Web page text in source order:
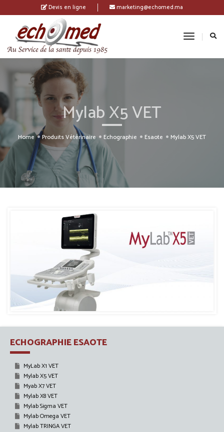
Devis en ligne marketing@echomed.ma
Toggle
Mylab X5 VET
Home Produits Vétérinaire Echographie Esaote Mylab X5 VET
ECHOGRAPHIE ESAOTE
MyLab X1 VET
Mylab X5 VET
Myab X7 VET
Mylab X8 VET
Mylab Sigma VET
Mylab Omega VET
Mylab TRINGA VET